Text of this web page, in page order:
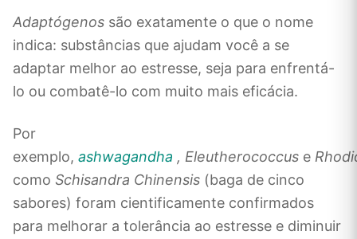
Adaptógenos são exatamente o que o nome
indica: substâncias que ajudam você a se
adaptar melhor ao estresse, seja para enfrentá-
lo ou combatê-lo com muito mais eficácia.
Por
exemplo, ashwagandha , Eleutherococcus e
como Schisandra Chinensis (baga de cinco
sabores) foram cientificamente confirmados
para melhorar a tolerância ao estresse e diminuir